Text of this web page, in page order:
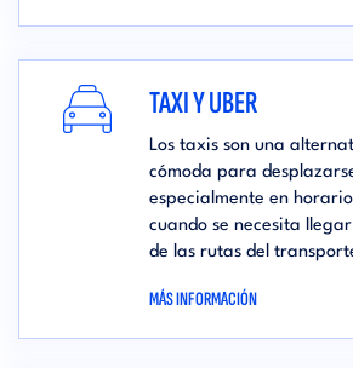
TAXI Y UBER
Los taxis son una
cómoda para
especialmente en
cuando se necesita
de las rutas del
MÁS INFORMACIÓN